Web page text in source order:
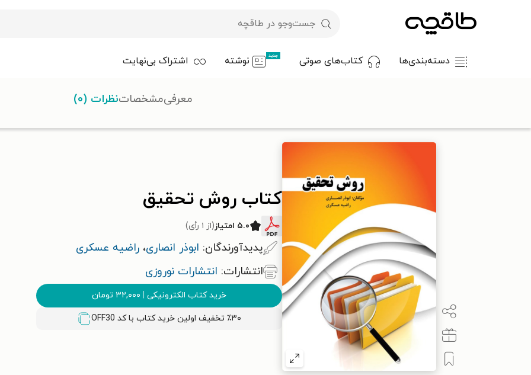
دسته‌بندی‌ها کتاب‌های صوتی جدید نوشته اشتراک بی‌نهایت
کتاب روش تحقیق
۵.۰ امتیاز (از ۱ رأی)
پدیدآورندگان: ابوذر انصاری، راضیه عسکری
انتشارات: انتشارات نوروزی
خرید کتاب الکترونیکی | ۳۲,۰۰۰ تومان
٪۳۰ تخفیف اولین خرید کتاب با کد OFF30
معرفیمشخصاتنظرات (۰)